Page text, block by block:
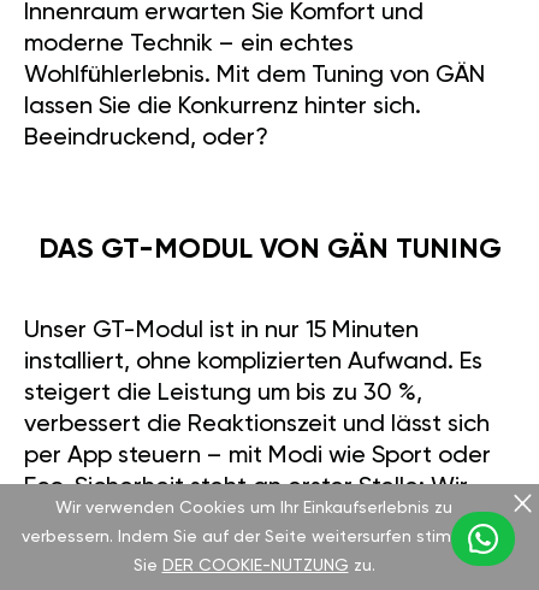
Innenraum erwarten Sie Komfort und
moderne Technik – ein echtes
Wohlfühlerlebnis. Mit dem Tuning von GÄN
lassen Sie die Konkurrenz hinter sich.
Beeindruckend, oder?
DAS GT-MODUL VON GÄN TUNING
Unser GT-Modul ist in nur 15 Minuten
installiert, ohne komplizierten Aufwand. Es
steigert die Leistung um bis zu 30 %,
verbessert die Reaktionszeit und lässt sich
per App steuern – mit Modi wie Sport oder
Eco. Sicherheit steht an erster Stelle: Wir
bieten eine 2-jährige Motorgarantie bis zu
Wir verwenden Cookies um Ihr Einkaufserlebnis zu
verbessern. Indem Sie auf der Seite weitersurfen stimmen
Sie DER COOKIE-NUTZUNG zu.